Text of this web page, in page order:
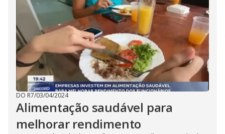
DO R7/03/04/2024
Alimentação saudável para
melhorar rendimento